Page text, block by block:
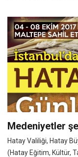
Medeniyetler
Hatay Valiliği, Hatay
(Hatay Eğitim, Kültür,